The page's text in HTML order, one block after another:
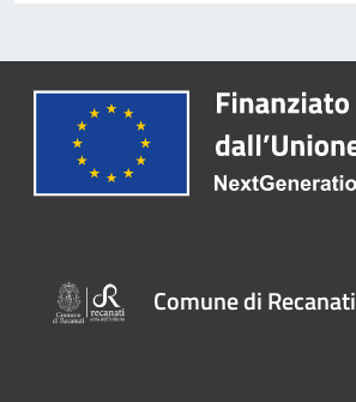
Comune di Recanati